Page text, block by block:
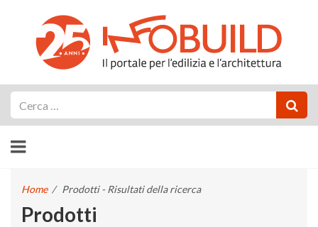
Home / Prodotti - Risultati della ricerca
Prodotti